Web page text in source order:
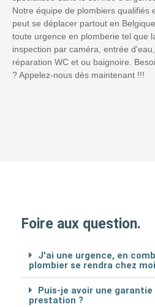
Notre équipe de plombiers qualifiés
peut se déplacer partout en
toute urgence en plomberie tel que
inspection par caméra, entrée
réparation WC et ou baignoire.
? Appelez-nous dès maintenant !!!
Foire aux question.
J'ai une urgence, en
plombier se rendra chez
Puis-je avoir une
prestation ?